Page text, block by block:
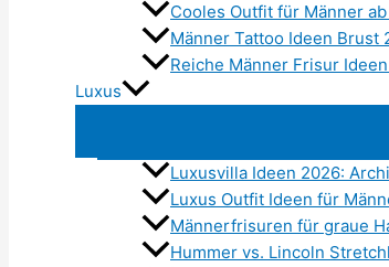
Cooles Outfit für Männer
Männer Tattoo Ideen Brust
Reiche Männer Frisur
Luxus
Luxusvilla Ideen 2026:
Luxus Outfit Ideen für
Männerfrisuren für graue
Hummer vs. Lincoln